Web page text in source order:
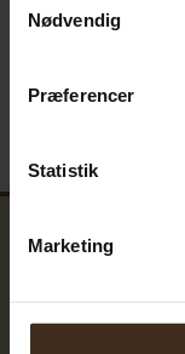
Nødvendig
Præferencer
Statistik
Marketing
©